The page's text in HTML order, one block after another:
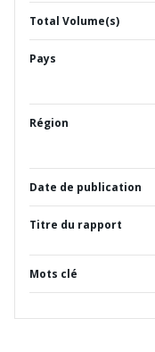
Total Volume(s)
Pays
Région
Date de publication
Titre du rapport
Mots clé